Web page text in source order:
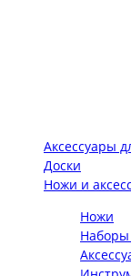
Аксессуары
Доски
Ножи и
Ножи